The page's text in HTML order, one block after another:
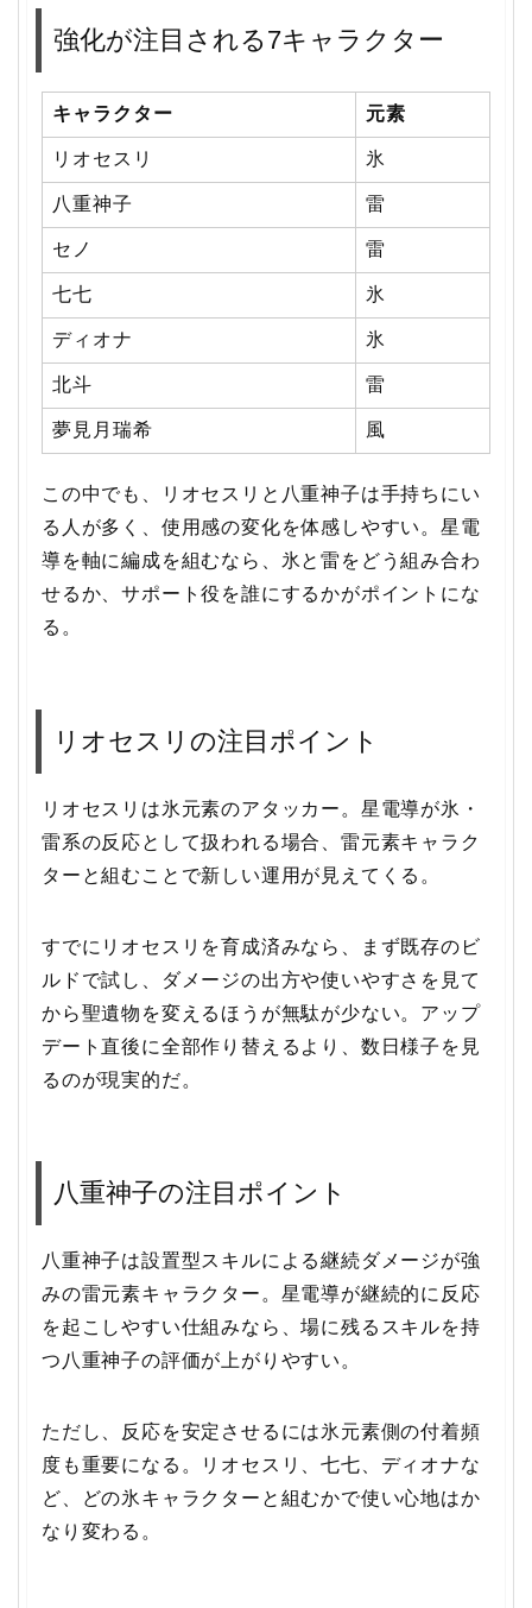
強化が注目される7キャラクター
キャラクター 元素
リオセスリ 氷
八重神子 雷
セノ 雷
七七 氷
ディオナ 氷
北斗 雷
夢見月瑞希 風
この中でも、リオセスリと八重神子は手持ちにい
る人が多く、使用感の変化を体感しやすい。星電
導を軸に編成を組むなら、氷と雷をどう組み合わ
せるか、サポート役を誰にするかがポイントにな
る。
リオセスリの注目ポイント
リオセスリは氷元素のアタッカー。星電導が氷・
雷系の反応として扱われる場合、雷元素キャラク
ターと組むことで新しい運用が見えてくる。
すでにリオセスリを育成済みなら、まず既存のビ
ルドで試し、ダメージの出方や使いやすさを見て
から聖遺物を変えるほうが無駄が少ない。アップ
デート直後に全部作り替えるより、数日様子を見
るのが現実的だ。
八重神子の注目ポイント
八重神子は設置型スキルによる継続ダメージが強
みの雷元素キャラクター。星電導が継続的に反応
を起こしやすい仕組みなら、場に残るスキルを持
つ八重神子の評価が上がりやすい。
ただし、反応を安定させるには氷元素側の付着頻
度も重要になる。リオセスリ、七七、ディオナな
ど、どの氷キャラクターと組むかで使い心地はか
なり変わる。